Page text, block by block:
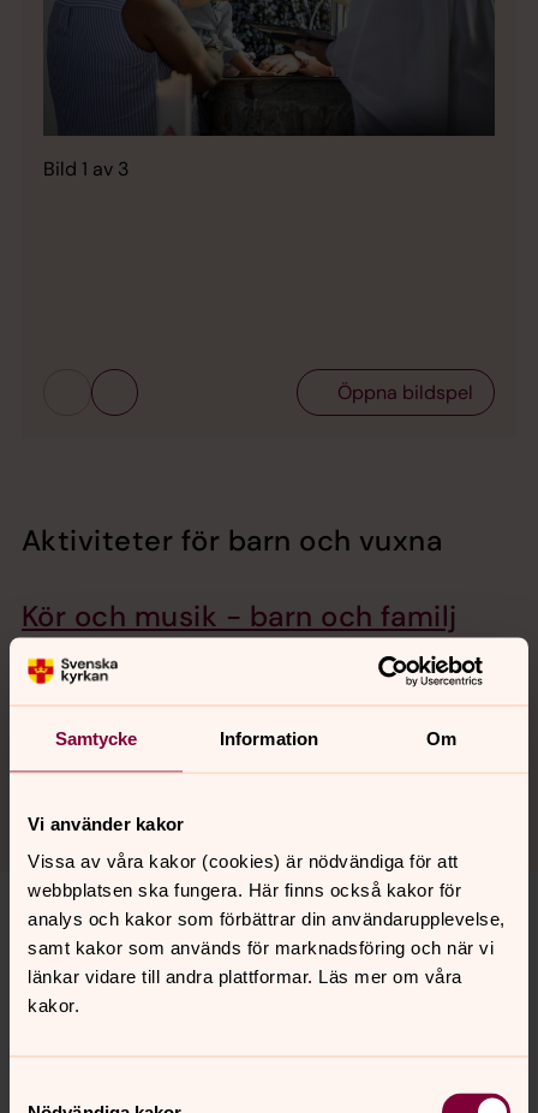
Samtycke Information Om
Vi använder kakor
Vissa av våra kakor (cookies) är nödvändiga för att
webbplatsen ska fungera. Här finns också kakor för
analys och kakor som förbättrar din användarupplevelse,
samt kakor som används för marknadsföring och när vi
länkar vidare till andra plattformar. Läs mer om våra
kakor.
Bild 1 av 3
Öppna bildspel
Aktiviteter för barn och vuxna
Kör och musik - barn och familj
Vi lär oss olika typer av sånger och har kul tillsammans.
Häng på och träffa nya kompisar!
Barn och vuxna
och vuxna.
En eller flera faddrar
När ett barn döps kan hen få en, två eller flera faddrar.
Dessa kallas ibland även gudföräldrar. Ett ärofyllt
uppväxten. Uppdraget handlar också om att hjälpa